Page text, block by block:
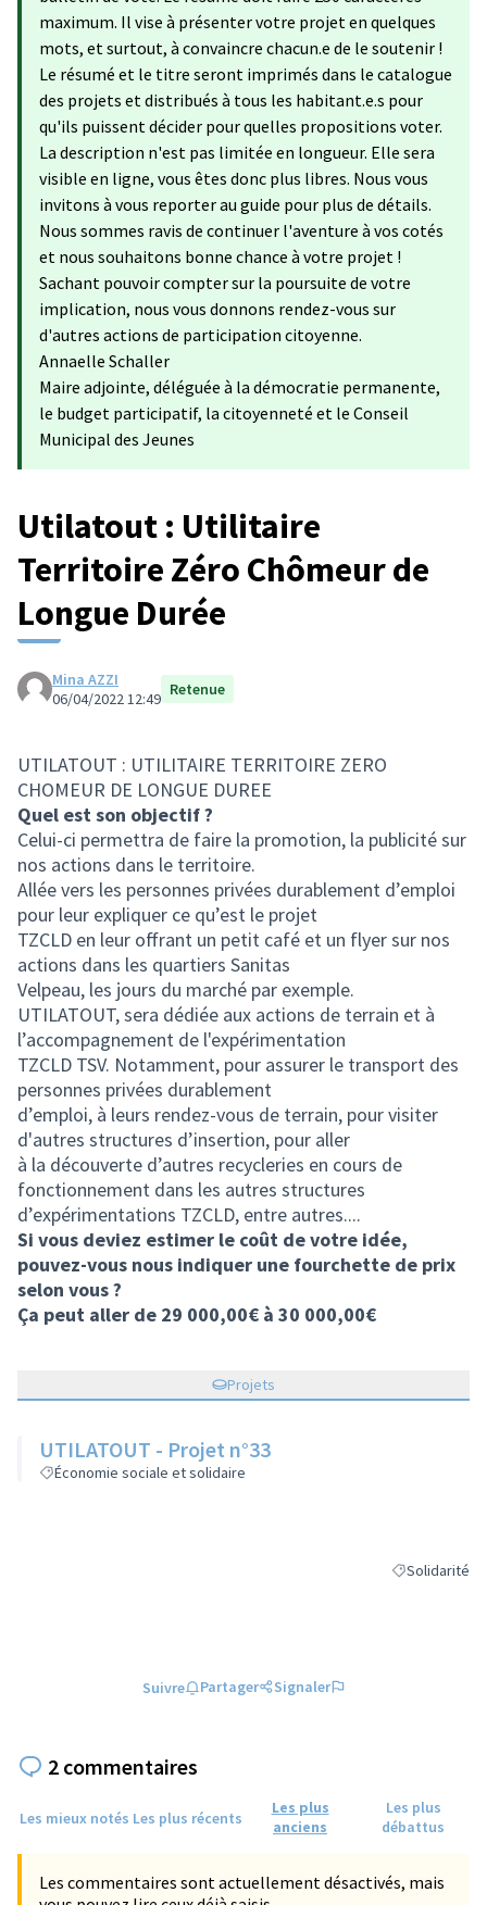
maximum. Il vise à présenter votre projet en quelques
mots, et surtout, à convaincre chacun.e de le soutenir !
Le résumé et le titre seront imprimés dans le catalogue
des projets et distribués à tous les habitant.e.s pour
qu'ils puissent décider pour quelles propositions voter.
La description n'est pas limitée en longueur. Elle sera
visible en ligne, vous êtes donc plus libres. Nous vous
invitons à vous reporter au guide pour plus de détails.
Nous sommes ravis de continuer l'aventure à vos cotés
et nous souhaitons bonne chance à votre projet !
Sachant pouvoir compter sur la poursuite de votre
implication, nous vous donnons rendez-vous sur
d'autres actions de participation citoyenne.
Annaelle Schaller
Maire adjointe, déléguée à la démocratie permanente,
le budget participatif, la citoyenneté et le Conseil
Municipal des Jeunes
Utilatout : Utilitaire
Territoire Zéro Chômeur de
Longue Durée
Mina AZZI
06/04/2022 12:49 Retenue
UTILATOUT : UTILITAIRE TERRITOIRE ZERO
CHOMEUR DE LONGUE DUREE
Quel est son objectif ?
Celui-ci permettra de faire la promotion, la publicité sur
nos actions dans le territoire.
Allée vers les personnes privées durablement d’emploi
pour leur expliquer ce qu’est le projet
TZCLD en leur offrant un petit café et un flyer sur nos
actions dans les quartiers Sanitas
Velpeau, les jours du marché par exemple.
UTILATOUT, sera dédiée aux actions de terrain et à
l’accompagnement de l'expérimentation
TZCLD TSV. Notamment, pour assurer le transport des
personnes privées durablement
d’emploi, à leurs rendez-vous de terrain, pour visiter
d'autres structures d’insertion, pour aller
à la découverte d’autres recycleries en cours de
fonctionnement dans les autres structures
d’expérimentations TZCLD, entre autres....
Si vous deviez estimer le coût de votre idée,
pouvez-vous nous indiquer une fourchette de prix
selon vous ?
Ça peut aller de 29 000,00€ à 30 000,00€
Projets
UTILATOUT - Projet n°33
Économie sociale et solidaire
Filtrer les
Solidarité
Suivre Partager Signaler
2 commentaires
Les mieux notés Les plus récents
Les plus
anciens
Les plus
débattus
Les commentaires sont actuellement désactivés, mais